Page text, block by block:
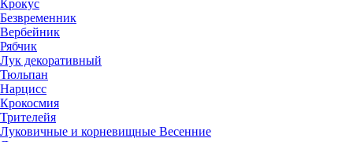
Крокус
Безвременник
Вербейник
Рябчик
Лук декоративный
Тюльпан
Нарцисс
Крокосмия
Трителейя
Луковичные и корневищные Весенние